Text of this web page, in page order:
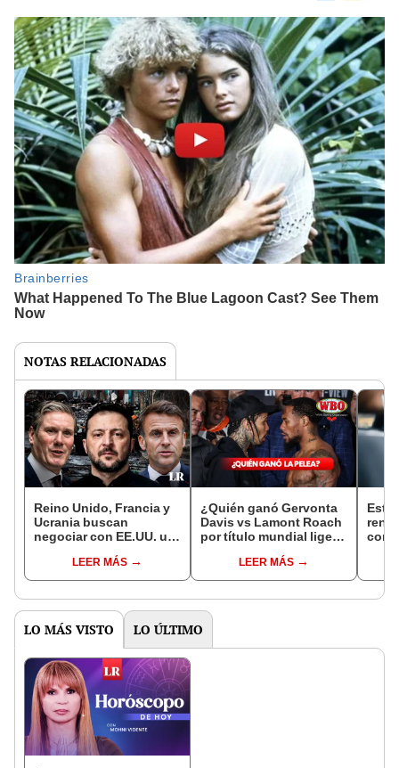
NOTAS RELACIONADAS
Reino Unido, Francia y
Ucrania buscan
negociar con EE.UU. un
fuego en el conflicto
con Rusia
LEER MÁS
¿Quién ganó Gervonta
Davis vs Lamont Roach
por título mundial ligero
la pelea de box
LEER MÁS
DMV
LO MÁS VISTO LO ÚLTIMO